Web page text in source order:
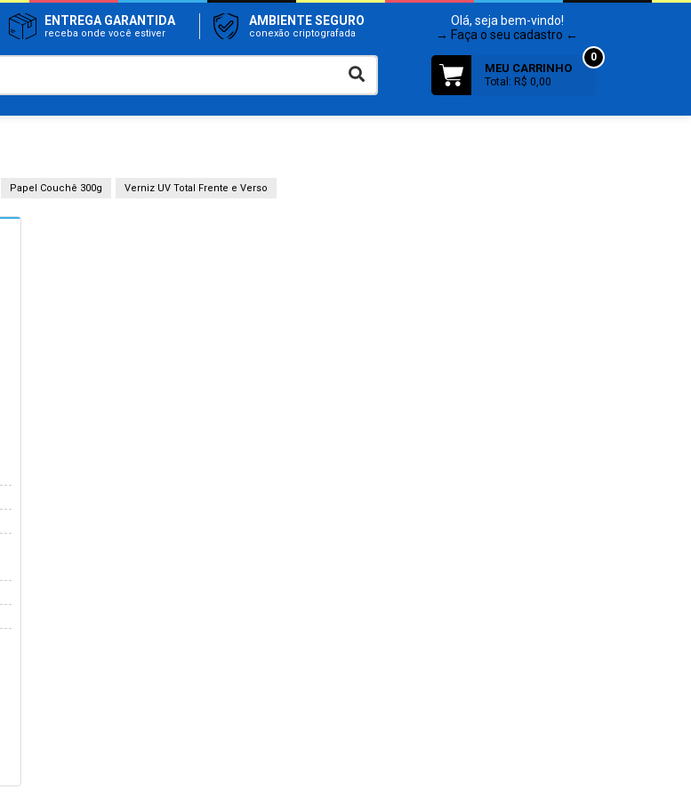
ENTREGA GARANTIDA
receba onde você estiver
AMBIENTE SEGURO
conexão criptografada
Olá, seja bem-vindo!
→ Faça o seu cadastro ←
MEU CARRINHO
Total: R$ 0,00
0
Papel Couchê 300g Verniz UV Total Frente e Verso